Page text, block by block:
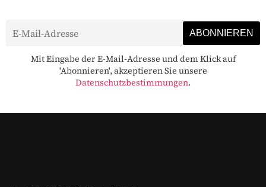
Mit Eingabe der E-Mail-Adresse und dem Klick auf
'Abonnieren', akzeptieren Sie unsere
Datenschutzbestimmungen.